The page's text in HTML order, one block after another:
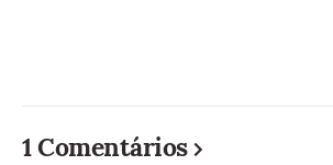
1 Comentários